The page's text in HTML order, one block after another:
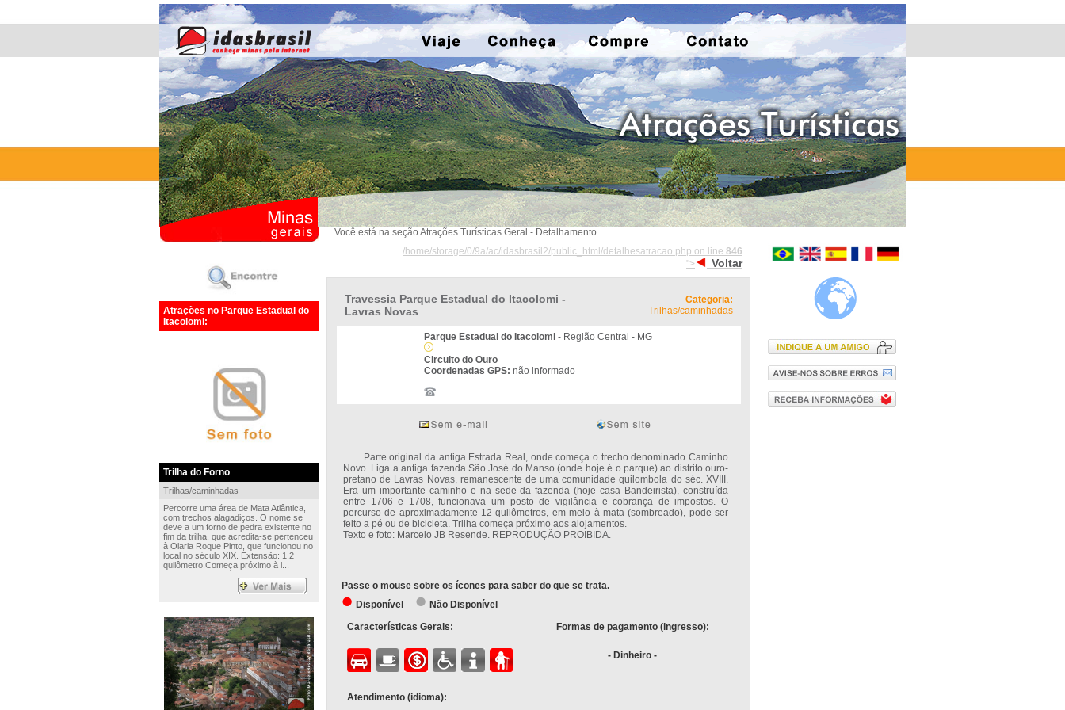
Atrações no Parque Estadual do
Itacolomi:
Trilha do Forno
Trilhas/caminhadas
Percorre uma área de Mata Atlântica,
com trechos alagadiços. O nome se
deve a um forno de pedra existente no
fim da trilha, que acredita-se pertenceu
à Olaria Roque Pinto, que funcionou no
local no século XIX. Extensão: 1,2
quilômetro.Começa próximo à l...
Você está na seção Atrações Turísticas Geral - Detalhamento
/home/storage/0/9a/ac/idasbrasil2/public_html/detalhesatracao.php on line 846
">
Voltar
Travessia Parque Estadual do Itacolomi -
Lavras Novas
Categoria:
Trilhas/caminhadas
Parque Estadual do Itacolomi- Região Central - MG
Circuito do Ouro
Coordenadas GPS: não informado
Parte original da antiga Estrada Real, onde começa o trecho denominado Caminho
Novo. Liga a antiga fazenda São José do Manso (onde hoje é o parque) ao distrito ouro-
pretano de Lavras Novas, remanescente de uma comunidade quilombola do séc. XVIII.
Era um importante caminho e na sede da fazenda (hoje casa Bandeirista), construída
entre 1706 e 1708, funcionava um posto de vigilância e cobrança de impostos. O
percurso de aproximadamente 12 quilômetros, em meio à mata (sombreado), pode ser
feito a pé ou de bicicleta. Trilha começa próximo aos alojamentos.
Texto e foto: Marcelo JB Resende. REPRODUÇÃO PROIBIDA.
Passe o mouse sobre os ícones para saber do que se trata.
Disponível
Não Disponível
Características Gerais:
Atendimento (idioma):
Formas de pagamento (ingresso):
- Dinheiro -